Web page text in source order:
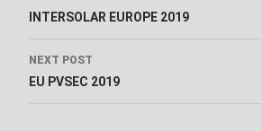
INTERSOLAR EUROPE 2019
NEXT POST
EU PVSEC 2019